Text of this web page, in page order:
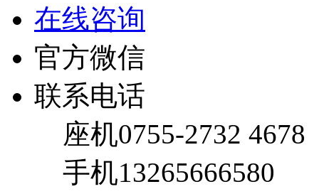
在线咨询
官方微信
联系电话
座机0755-2732 4678
手机13265666580